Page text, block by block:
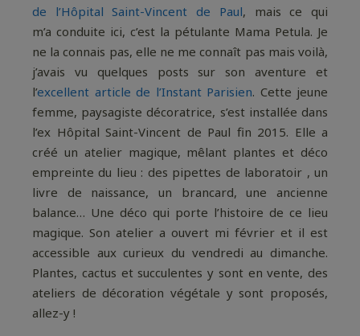
de l’Hôpital Saint-Vincent de Paul, mais ce qui
m’a conduite ici, c’est la pétulante Mama Petula. Je
ne la connais pas, elle ne me connaît pas mais voilà,
j’avais vu quelques posts sur son aventure et
l’excellent article de l’Instant Parisien. Cette jeune
femme, paysagiste décoratrice, s’est installée dans
l’ex Hôpital Saint-Vincent de Paul fin 2015. Elle a
créé un atelier magique, mêlant plantes et déco
empreinte du lieu : des pipettes de laboratoir , un
livre de naissance, un brancard, une ancienne
balance… Une déco qui porte l’histoire de ce lieu
magique. Son atelier a ouvert mi février et il est
accessible aux curieux du vendredi au dimanche.
Plantes, cactus et succulentes y sont en vente, des
ateliers de décoration végétale y sont proposés,
allez-y !